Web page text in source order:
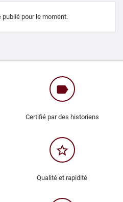
publié pour le moment.
label
Certifié par des historiens
star_border
Qualité et rapidité